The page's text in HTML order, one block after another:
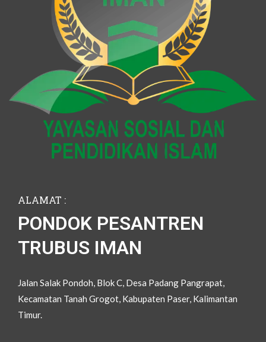
ALAMAT :
PONDOK PESANTREN
TRUBUS IMAN
Jalan Salak Pondoh, Blok C, Desa Padang Pangrapat,
Kecamatan Tanah Grogot, Kabupaten Paser, Kalimantan
Timur.